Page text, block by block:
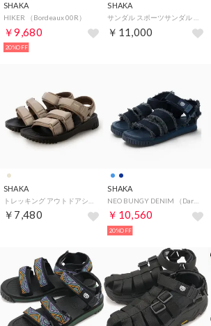
SHAKA
HIKER （Bordeaux 00R）
￥9,680
20%OFF
SHAKA
￥11,000
SHAKA
￥7,480
SHAKA
￥10,560
20%OFF